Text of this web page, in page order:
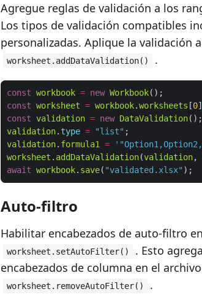
Agregue reglas de validación a los
Los tipos de validación compatibles
personalizadas. Aplique la validación
worksheet.addDataValidation() .
const workbook = new Workbook
const worksheet = workbook.worksheets [0]
const validation = new DataValidation
validation. type = "list"
validation. formula1 =
worksheet . addDataValidation(validation,
await workbook. save( "validated.xlsx"
Auto-filtro
Habilitar encabezados de auto‑filtro
worksheet.setAutoFilter()
. Esto
encabezados de columna en el
worksheet.removeAutoFilter() .